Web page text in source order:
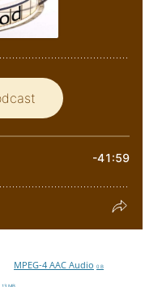
MPEG-4 AAC Audio 0 B